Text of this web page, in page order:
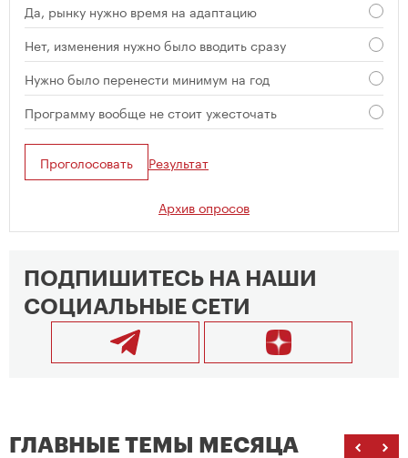
Да, рынку нужно время на адаптацию
Нет, изменения нужно было вводить сразу
Нужно было перенести минимум на год
Программу вообще не стоит ужесточать
Проголосовать Результат
Архив опросов
ПОДПИШИТЕСЬ НА НАШИ
СОЦИАЛЬНЫЕ СЕТИ
ГЛАВНЫЕ ТЕМЫ МЕСЯЦА